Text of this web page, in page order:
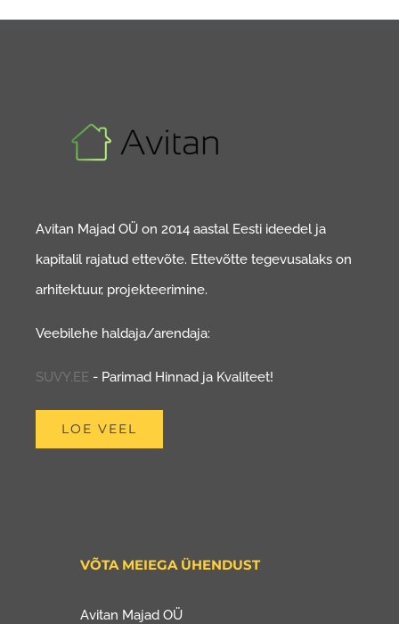
Avitan Majad OÜ on 2014 aastal Eesti ideedel ja
kapitalil rajatud ettevõte. Ettevõtte tegevusalaks on
arhitektuur, projekteerimine.
Veebilehe haldaja/arendaja:
SUVY.EE - Parimad Hinnad ja Kvaliteet!
LOE VEEL
VÕTA MEIEGA ÜHENDUST
Avitan Majad OÜ